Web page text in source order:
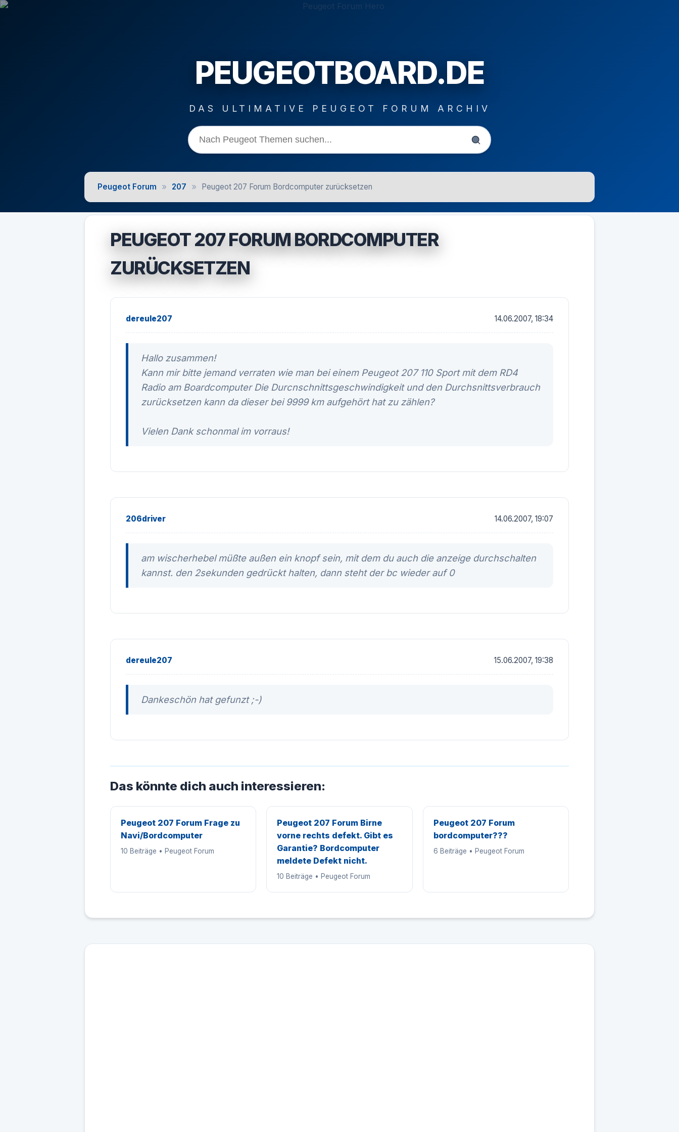
PEUGEOTBOARD.DE
DAS ULTIMATIVE PEUGEOT FORUM ARCHIV
Peugeot Forum » 207 » Peugeot 207 Forum Bordcomputer zurücksetzen
PEUGEOT 207 FORUM BORDCOMPUTER
ZURÜCKSETZEN
dereule207 14.06.2007, 18:34
Hallo zusammen!
Kann mir bitte jemand verraten wie man bei einem Peugeot 207 110 Sport mit dem RD4
Radio am Boardcomputer Die Durcnschnittsgeschwindigkeit und den Durchsnittsverbrauch
zurücksetzen kann da dieser bei 9999 km aufgehört hat zu zählen?
Vielen Dank schonmal im vorraus!
206driver 14.06.2007, 19:07
am wischerhebel müßte außen ein knopf sein, mit dem du auch die anzeige durchschalten
kannst. den 2sekunden gedrückt halten, dann steht der bc wieder auf 0
dereule207 15.06.2007, 19:38
Dankeschön hat gefunzt ;-)
Das könnte dich auch interessieren:
Peugeot 207 Forum Frage zu
Navi/Bordcomputer
10 Beiträge • Peugeot Forum
Peugeot 207 Forum Birne
vorne rechts defekt. Gibt es
Garantie? Bordcomputer
meldete Defekt nicht.
10 Beiträge • Peugeot Forum
Peugeot 207 Forum
bordcomputer???
6 Beiträge • Peugeot Forum